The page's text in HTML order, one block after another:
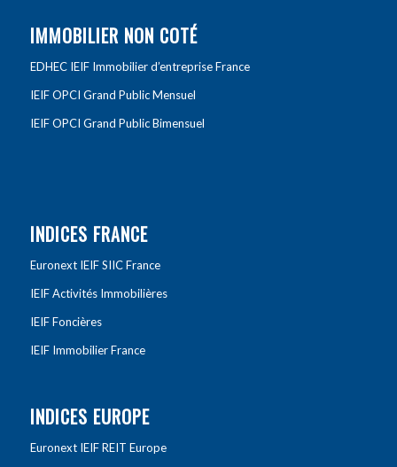
IMMOBILIER NON COTÉ
EDHEC IEIF Immobilier d’entreprise France
IEIF OPCI Grand Public Mensuel
IEIF OPCI Grand Public Bimensuel
INDICES FRANCE
Euronext IEIF SIIC France
IEIF Activités Immobilières
IEIF Foncières
IEIF Immobilier France
INDICES EUROPE
Euronext IEIF REIT Europe